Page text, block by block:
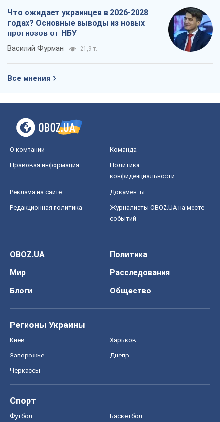
Что ожидает украинцев в 2026-2028
годах? Основные выводы из новых
прогнозов от НБУ
Василий Фурман 21,9 т.
Все мнения
О компании Команда
Правовая информация
Политика
конфиденциальности
Реклама на сайте Документы
Редакционная политика
Журналисты OBOZ.UA на месте
событий
OBOZ.UA
Политика
Мир
Расследования
Блоги
Общество
Регионы Украины
Киев Харьков
Запорожье Днепр
Черкассы
Спорт
Футбол Баскетбол